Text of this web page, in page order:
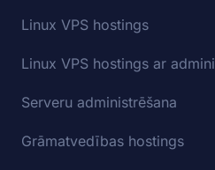
Linux VPS hostings
Linux VPS hostings ar
Serveru administrēšana
Grāmatvedības hostings